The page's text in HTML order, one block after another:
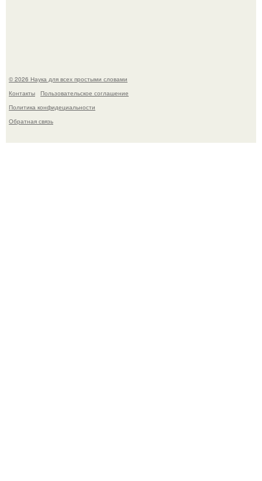
© 2026 Наука для всех простыми словами
Контакты
Пользовательское соглашение
Политика конфидециальности
Обратная связь